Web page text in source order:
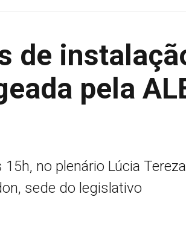
de
pela
no plenário Lúcia Tereza
sede do legislativo